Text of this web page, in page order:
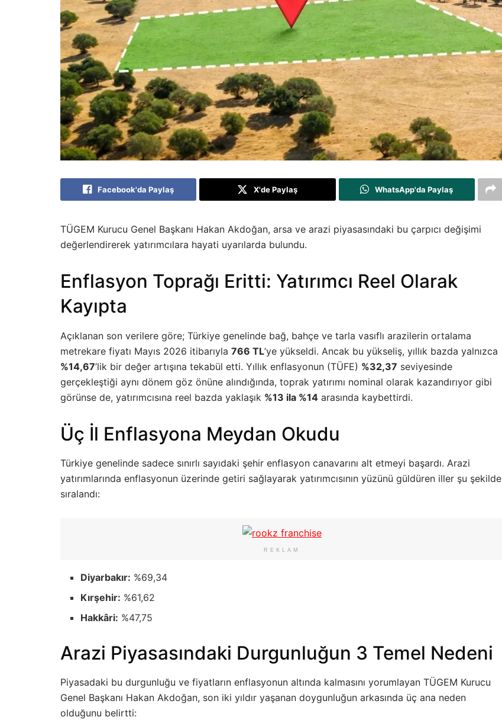
Facebook'da Paylaş X'de Paylaş WhatsApp'da Paylaş
TÜGEM Kurucu Genel Başkanı Hakan Akdoğan, arsa ve arazi piyasasındaki bu çarpıcı değişimi
değerlendirerek yatırımcılara hayati uyarılarda bulundu.
Enflasyon Toprağı Eritti: Yatırımcı Reel Olarak
Kayıpta
Açıklanan son verilere göre; Türkiye genelinde bağ, bahçe ve tarla vasıflı arazilerin ortalama
metrekare fiyatı Mayıs 2026 itibarıyla 766 TL’ye yükseldi. Ancak bu yükseliş, yıllık bazda yalnızca
%14,67’lik bir değer artışına tekabül etti. Yıllık enflasyonun (TÜFE) %32,37 seviyesinde
gerçekleştiği aynı dönem göz önüne alındığında, toprak yatırımı nominal olarak kazandırıyor gibi
görünse de, yatırımcısına reel bazda yaklaşık %13 ila %14 arasında kaybettirdi.
Üç İl Enflasyona Meydan Okudu
Türkiye genelinde sadece sınırlı sayıdaki şehir enflasyon canavarını alt etmeyi başardı. Arazi
yatırımlarında enflasyonun üzerinde getiri sağlayarak yatırımcısının yüzünü güldüren iller şu şekilde
sıralandı:
REKLAM
Diyarbakır: %69,34
Kırşehir: %61,62
Hakkâri: %47,75
Arazi Piyasasındaki Durgunluğun 3 Temel Nedeni
Piyasadaki bu durgunluğu ve fiyatların enflasyonun altında kalmasını yorumlayan TÜGEM Kurucu
Genel Başkanı Hakan Akdoğan, son iki yıldır yaşanan doygunluğun arkasında üç ana neden
olduğunu belirtti: